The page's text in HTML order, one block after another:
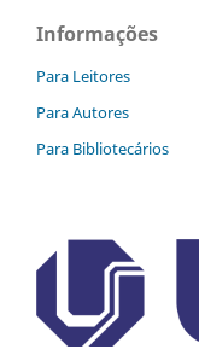
Informações
Para Leitores
Para Autores
Para Bibliotecários